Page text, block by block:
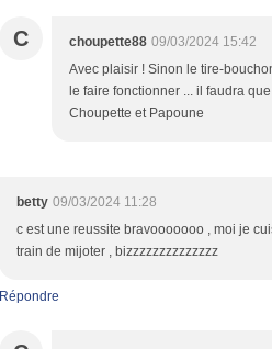
C choupette88 09/03/2024 15:42
Avec plaisir ! Sinon le tire-
le faire fonctionner ... il faudra
Choupette et Papoune
betty 09/03/2024 11:28
c est une reussite bravooooooo , moi je
train de mijoter , bizzzzzzzzzzzzzz
Répondre